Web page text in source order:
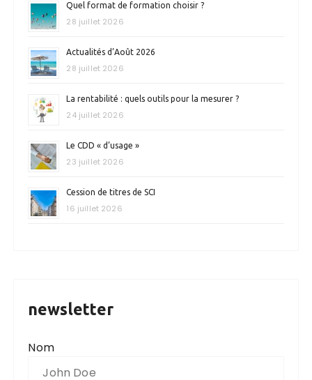
Quel format de formation choisir ?
28 juillet 2026
Actualités d’Août 2026
28 juillet 2026
La rentabilité : quels outils pour la mesurer ?
24 juillet 2026
Le CDD « d’usage »
23 juillet 2026
Cession de titres de SCI
16 juillet 2026
newsletter
Nom